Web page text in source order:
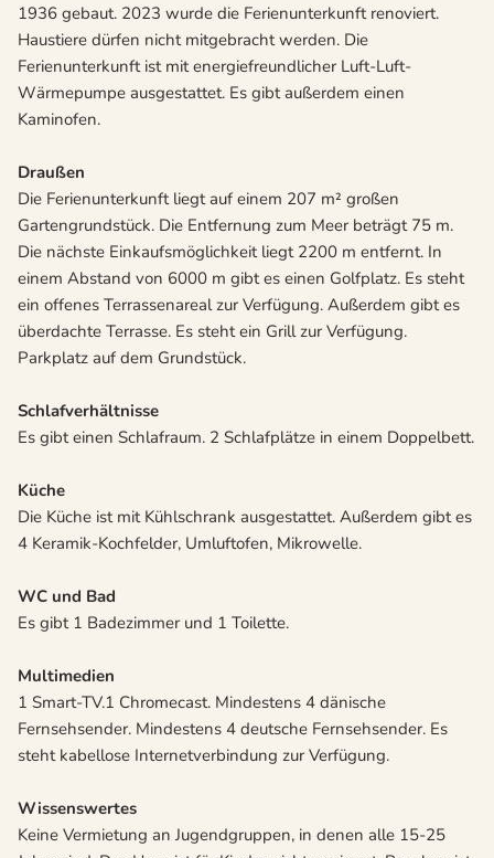
1936 gebaut. 2023 wurde die Ferienunterkunft renoviert.
Haustiere dürfen nicht mitgebracht werden. Die
Ferienunterkunft ist mit energiefreundlicher Luft-Luft-
Wärmepumpe ausgestattet. Es gibt außerdem einen
Kaminofen.
Draußen
Die Ferienunterkunft liegt auf einem 207 m² großen
Gartengrundstück. Die Entfernung zum Meer beträgt 75 m.
Die nächste Einkaufsmöglichkeit liegt 2200 m entfernt. In
einem Abstand von 6000 m gibt es einen Golfplatz. Es steht
ein offenes Terrassenareal zur Verfügung. Außerdem gibt es
überdachte Terrasse. Es steht ein Grill zur Verfügung.
Parkplatz auf dem Grundstück.
Schlafverhältnisse
Es gibt einen Schlafraum. 2 Schlafplätze in einem Doppelbett.
Küche
Die Küche ist mit Kühlschrank ausgestattet. Außerdem gibt es
4 Keramik-Kochfelder, Umluftofen, Mikrowelle.
WC und Bad
Es gibt 1 Badezimmer und 1 Toilette.
Multimedien
1 Smart-TV.1 Chromecast. Mindestens 4 dänische
Fernsehsender. Mindestens 4 deutsche Fernsehsender. Es
steht kabellose Internetverbindung zur Verfügung.
Wissenswertes
Keine Vermietung an Jugendgruppen, in denen alle 15-25